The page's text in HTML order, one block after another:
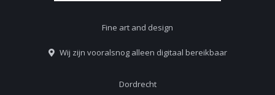
Fine art and design
Wij zijn vooralsnog alleen digitaal bereikbaar
Dordrecht